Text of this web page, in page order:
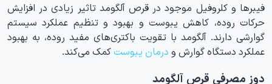
فیبرها و کلروفیل موجود در قرص آلگومد تاثیر زیادی در افزایش
حرکات روده، کاهش یبوست و بهبود و تنظیم عملکرد سیستم
گوارشی دارند. آلگومد با تقویت باکتری‌های مفید روده، به بهبود
عملکرد دستگاه گوارش و درمان یبوستکمک می‌کند.
دوز مصرفی قرص آلگومد